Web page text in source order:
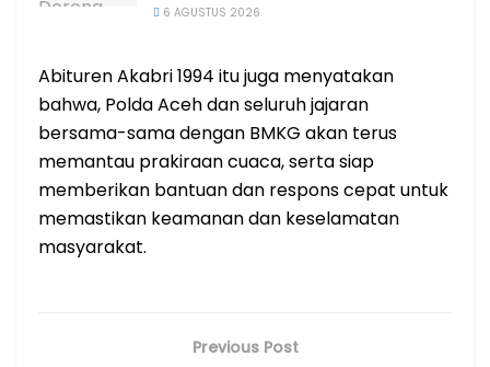
6 AGUSTUS 2026
Abituren Akabri 1994 itu juga menyatakan
bahwa, Polda Aceh dan seluruh jajaran
bersama-sama dengan BMKG akan terus
memantau prakiraan cuaca, serta siap
memberikan bantuan dan respons cepat untuk
memastikan keamanan dan keselamatan
masyarakat.
Previous Post